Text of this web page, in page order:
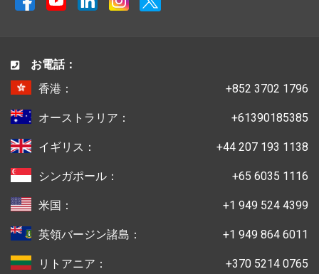
お電話：
香港：
+852 3702 1796
オーストラリア： +61390185385
イギリス： +44 207 193 1138
シンガポール： +65 6035 1116
米国： +1 949 524 4399
英領バージン諸島： +1 949 864 6011
リトアニア： +370 5214 0765